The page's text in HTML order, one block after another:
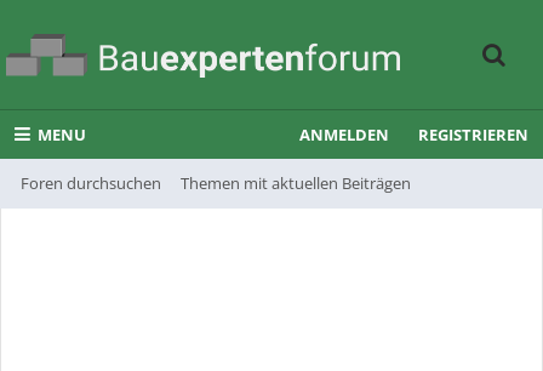
MENU
Foren durchsuchen Themen mit aktuellen Beiträgen
ANMELDEN REGISTRIEREN